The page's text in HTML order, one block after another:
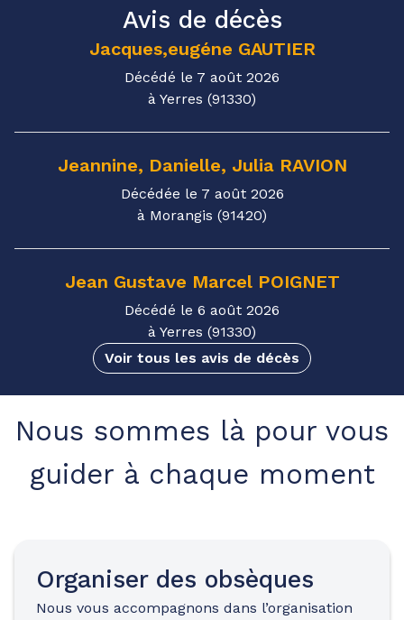
Avis de décès
Jacques,eugéne GAUTIER
Décédé le 7 août 2026
à Yerres (91330)
Jeannine, Danielle, Julia RAVION
Décédée le 7 août 2026
à Morangis (91420)
Jean Gustave Marcel POIGNET
Décédé le 6 août 2026
à Yerres (91330)
Voir tous les avis de décès
Nous sommes là pour vous
guider à chaque moment
Organiser des obsèques
Nous vous accompagnons dans l’organisation